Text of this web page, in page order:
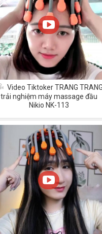
Video Tiktoker TRANG
trải nghiệm máy massage đầu
Nikio NK-113